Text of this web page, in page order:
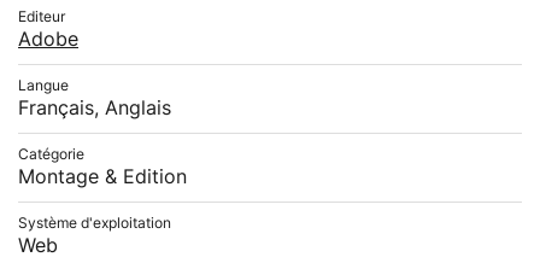
Editeur
Adobe
Langue
Français, Anglais
Catégorie
Montage & Edition
Système d'exploitation
Web